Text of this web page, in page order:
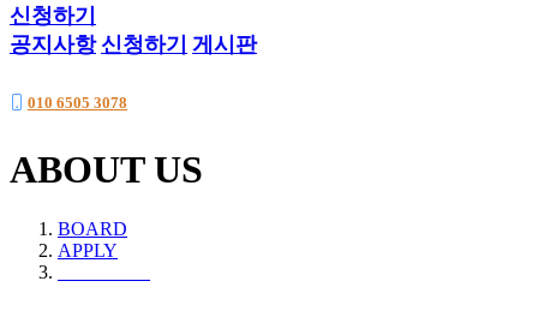
신청하기
공지사항 신청하기 게시판
010 6505 3078
ABOUT US
BOARD
APPLY